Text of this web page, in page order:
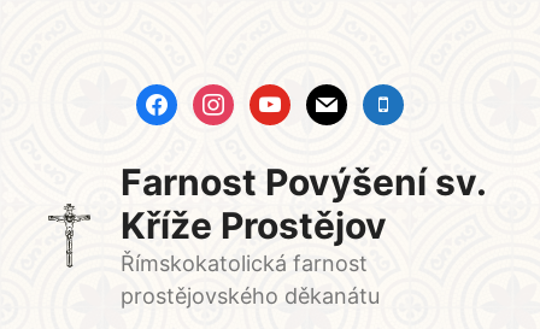
facebookinstagramyoutubemail mobile
Farnost Povýšení sv.
Kříže Prostějov
Římskokatolická farnost
prostějovského děkanátu